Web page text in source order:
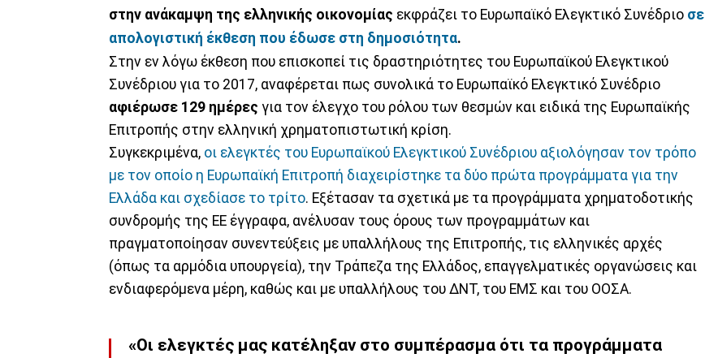
στην ανάκαμψη της ελληνικής οικονομίας εκφράζει το Ευρωπαϊκό Ελεγκτικό Συνέδριο σε
απολογιστική έκθεση που έδωσε στη δημοσιότητα.
Στην εν λόγω έκθεση που επισκοπεί τις δραστηριότητες του Ευρωπαϊκού Ελεγκτικού
Συνέδριου για το 2017, αναφέρεται πως συνολικά το Ευρωπαϊκό Ελεγκτικό Συνέδριο
αφιέρωσε 129 ημέρες για τον έλεγχο του ρόλου των θεσμών και ειδικά της Ευρωπαϊκής
Επιτροπής στην ελληνική χρηματοπιστωτική κρίση.
Συγκεκριμένα, οι ελεγκτές του Ευρωπαϊκού Ελεγκτικού Συνέδριου αξιολόγησαν τον τρόπο
με τον οποίο η Ευρωπαϊκή Επιτροπή διαχειρίστηκε τα δύο πρώτα προγράμματα για την
Ελλάδα και σχεδίασε το τρίτο. Εξέτασαν τα σχετικά με τα προγράμματα χρηματοδοτικής
συνδρομής της ΕΕ έγγραφα, ανέλυσαν τους όρους των προγραμμάτων και
πραγματοποίησαν συνεντεύξεις με υπαλλήλους της Επιτροπής, τις ελληνικές αρχές
(όπως τα αρμόδια υπουργεία), την Τράπεζα της Ελλάδος, επαγγελματικές οργανώσεις και
ενδιαφερόμενα μέρη, καθώς και με υπαλλήλους του ΔΝΤ, του ΕΜΣ και του ΟΟΣΑ.
«Οι ελεγκτές μας κατέληξαν στο συμπέρασμα ότι τα προγράμματα